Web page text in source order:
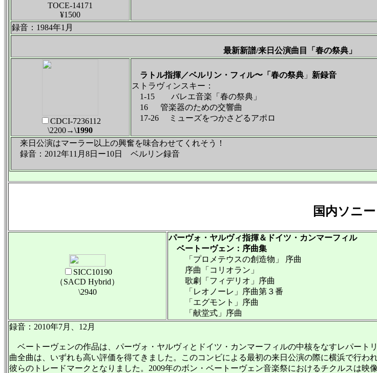
TOCE-14171
¥1500
録音：1984年1月
最新新譜/来日公演曲目「春の祭典」
CDCI-7236112
\2200→\1990
ラトル指揮／ベルリン・フィル〜「春の祭典 」 新録音
ストラヴィンスキー：
1-15 バレエ音楽「春の祭典」
16 管楽器のための交響曲
17-26 ミューズをつかさどるアポロ
来日公演はマーラー以上の興奮を味合わせてくれそう！
録音：2012年11月8日ー10日 ベルリン録音
国内ソニー
SICC10190
（SACD Hybrid）
\2940
パーヴォ・ヤルヴィ指揮＆ドイツ・カンマーフィル
ベートーヴェン：序曲集
「プロメテウスの創造物」 序曲
序曲「コリオラン」
歌劇「フィデリオ」序曲
「レオノーレ」序曲第３番
「エグモント」序曲
「献堂式」序曲
録音：2010年7月、12月
ベートーヴェンの作品は、パーヴォ・ヤルヴィとドイツ・カンマーフィルの中核をなすレパート
曲全曲は、いずれも高い評価を得てきました。このコンビによる最初の来日公演の際に横浜で行わ
彼らのトレードマークとなりました。2009年のボン・ベートーヴェン音楽祭におけるチクルスは映